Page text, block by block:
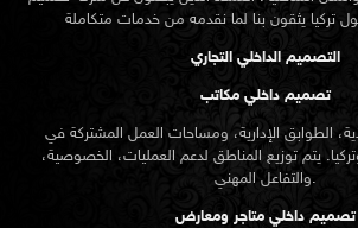
التصميم الداخلي التجاري
تصميم داخلي مكاتب
الطوابق الإدارية، ومساحات العمل المشتركة في
يتم توزيع المناطق لدعم العمليات، الخصوصية،
والتفاعل المهني.
تصميم داخلي متاجر ومعارض